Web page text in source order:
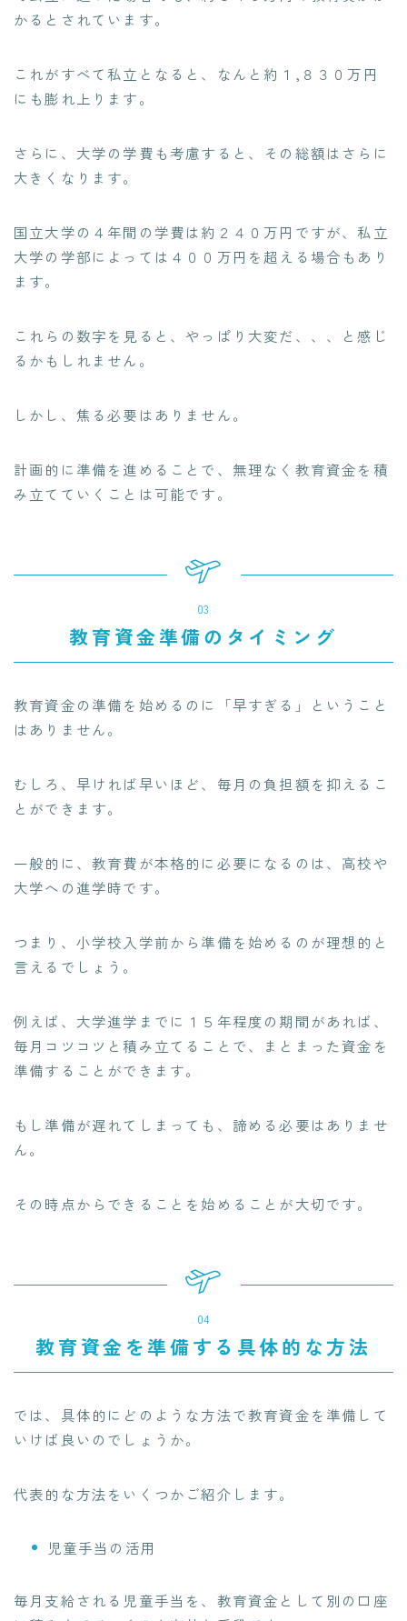
かるとされています。
これがすべて私立となると、なんと約１,８３０万円
にも膨れ上ります。
さらに、大学の学費も考慮すると、その総額はさらに
大きくなります。
国立大学の４年間の学費は約２４０万円ですが、私立
大学の学部によっては４００万円を超える場合もあり
ます。
これらの数字を見ると、やっぱり大変だ、、、と感じ
るかもしれません。
しかし、焦る必要はありません。
計画的に準備を進めることで、無理なく教育資金を積
み立てていくことは可能です。
03
教育資金準備のタイミング
教育資金の準備を始めるのに「早すぎる」ということ
はありません。
むしろ、早ければ早いほど、毎月の負担額を抑えるこ
とができます。
一般的に、教育費が本格的に必要になるのは、高校や
大学への進学時です。
つまり、小学校入学前から準備を始めるのが理想的と
言えるでしょう。
例えば、大学進学までに１５年程度の期間があれば、
毎月コツコツと積み立てることで、まとまった資金を
準備することができます。
もし準備が遅れてしまっても、諦める必要はありませ
ん。
その時点からできることを始めることが大切です。
04
教育資金を準備する具体的な方法
では、具体的にどのような方法で教育資金を準備して
いけば良いのでしょうか。
代表的な方法をいくつかご紹介します。
児童手当の活用
毎月支給される児童手当を、教育資金として別の口座